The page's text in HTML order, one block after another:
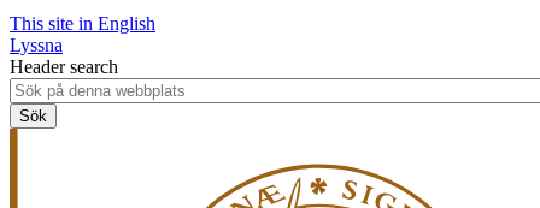
This site in English
Lyssna
Header search